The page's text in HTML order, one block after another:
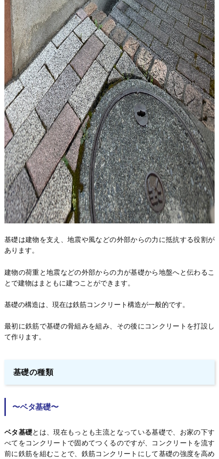
基礎は建物を支え、地震や風などの外部からの力に抵抗する役割が
あります。
建物の荷重と地震などの外部からの力が基礎から地盤へと伝わるこ
とで建物はまともに建つことができます。
基礎の構造は、現在は鉄筋コンクリート構造が一般的です。
最初に鉄筋で基礎の骨組みを組み、その後にコンクリートを打設し
て作ります。
基礎の種類
〜ベタ基礎〜
ベタ基礎とは、現在もっとも主流となっている基礎で、お家の下す
べてをコンクリートで固めてつくるのですが、コンクリートを流す
前に鉄筋を組むことで、鉄筋コンクリートにして基礎の強度を高め